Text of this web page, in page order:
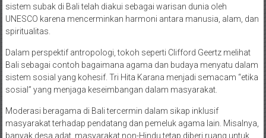
sistem subak di Bali telah diakui sebagai warisan dunia oleh
UNESCO karena mencerminkan harmoni antara manusia, alam, dan
spiritualitas.
Dalam perspektif antropologi, tokoh seperti Clifford Geertz melihat
Bali sebagai contoh bagaimana agama dan budaya menyatu dalam
sistem sosial yang kohesif. Tri Hita Karana menjadi semacam “etika
sosial” yang menjaga keseimbangan dalam masyarakat.
Moderasi beragama di Bali tercermin dalam sikap inklusif
masyarakat terhadap pendatang dan pemeluk agama lain. Misalnya,
banyak desa adat, masyarakat non-Hindu tetap diberi ruang untuk